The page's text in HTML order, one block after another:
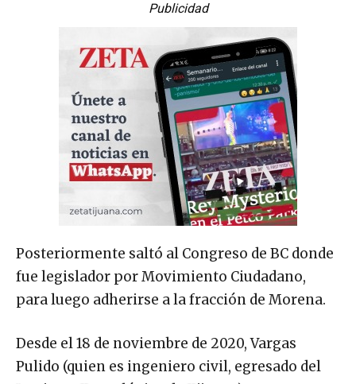
Publicidad
Posteriormente saltó al Congreso de BC donde
fue legislador por Movimiento Ciudadano,
para luego adherirse a la fracción de Morena.
Desde el 18 de noviembre de 2020, Vargas
Pulido (quien es ingeniero civil, egresado del